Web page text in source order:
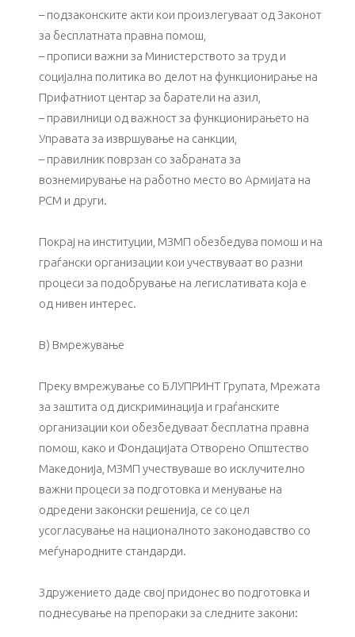
– подзаконските акти кои произлегуваат од Законот
за бесплатната правна помош,
– прописи важни за Министерството за труд и
социјална политика во делот на функционирање на
Прифатниот центар за баратели на азил,
– правилници од важност за функционирањето на
Управата за извршување на санкции,
– правилник поврзан со забраната за
вознемирување на работно место во Армијата на
РСМ и други.
Покрај на институции, МЗМП обезбедува помош и на
граѓански организации кои учествуваат во разни
процеси за подобрување на легислативата која е
од нивен интерес.
В) Вмрежување
Преку вмрежување со БЛУПРИНТ Групата, Мрежата
за заштита од дискриминација и граѓанските
организации кои обезбедуваат бесплатна правна
помош, како и Фондацијата Отворено Општество
Македонија, МЗМП учествуваше во исклучително
важни процеси за подготовка и менување на
одредени законски решенија, се со цел
усогласување на националното законодавство со
меѓународните стандарди.
Здружението даде свој придонес во подготовка и
поднесување на препораки за следните закони: